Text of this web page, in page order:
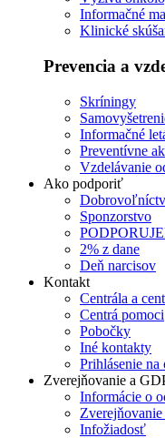
Informačné
Klinické
Prevencia a
Skríningy
Informačné
Preventívne
Vzdelávanie
Ako podporiť
Sponzorstvo
2% z dane
Deň narcisov
Kontakt
Centrála a
Centrá pomoci
Pobočky
Iné kontakty
Prihlásenie na
Zverejňovanie a
Informácie o
Infožiadosť